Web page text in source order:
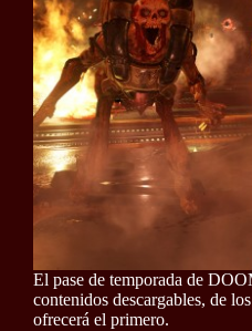
El pase de temporada de
contenidos descargables, de
ofrecerá el primero.